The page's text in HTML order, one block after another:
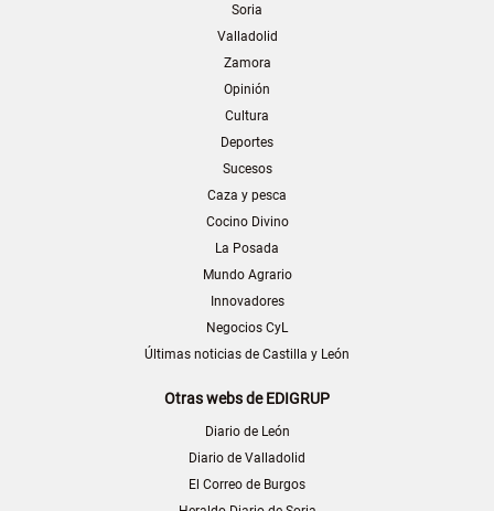
Soria
Valladolid
Zamora
Opinión
Cultura
Deportes
Sucesos
Caza y pesca
Cocino Divino
La Posada
Mundo Agrario
Innovadores
Negocios CyL
Últimas noticias de Castilla y León
Otras webs de EDIGRUP
Diario de León
Diario de Valladolid
El Correo de Burgos